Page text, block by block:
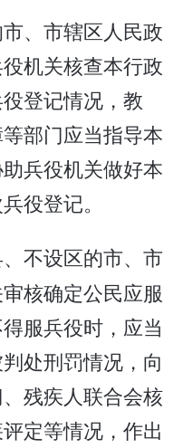
、市辖区人民政
机关核查本行政
登记情况，教
部门应当指导本
兵役机关做好本
役登记。
不设区的市、市
核确定公民应服
服兵役时，应当
处刑罚情况，向
残疾人联合会核
定等情况，作出